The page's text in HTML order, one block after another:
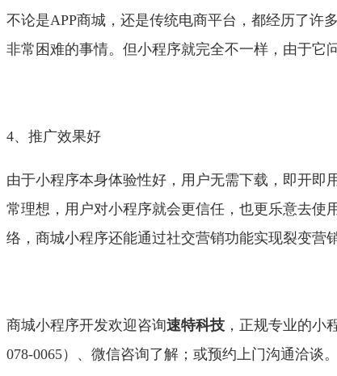
不论是APP商城，还是传统电商平台，都经历了许
非常困难的事情。但小程序就完全不一样，由于它
4、推广效果好
由于小程序本身体验性好，用户无需下载，即开
常理想，用户对小程序就会更信任，也更乐意去使
络，商城小程序还能通过社交营销功能实现裂变营
商城小程序开发欢迎咨询速特科技 ，正规专业的小
078-0065）、微信咨询了解；或预约上门沟通洽谈。